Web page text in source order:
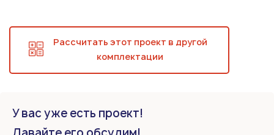
Рассчитать этот проект в другой
комплектации
У вас уже есть проект!